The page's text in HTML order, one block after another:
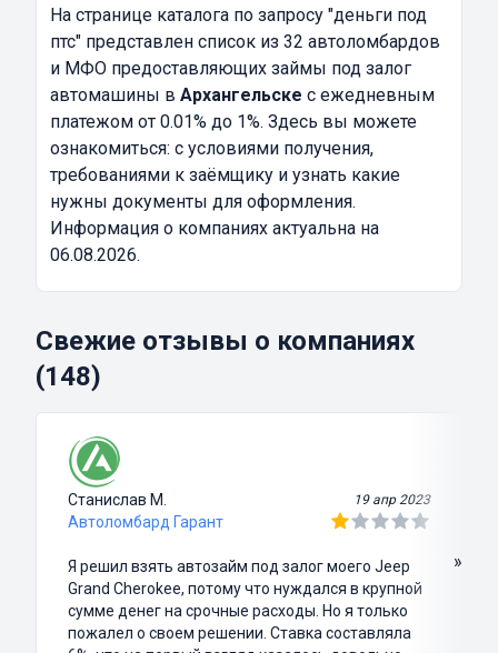
На странице каталога по запросу "деньги под
птс" представлен список из 32 автоломбардов
и МФО предоставляющих займы под залог
автомашины в Архангельске с ежедневным
платежом от 0.01% до 1%. Здесь вы можете
ознакомиться: с условиями получения,
требованиями к заёмщику и узнать какие
нужны документы для оформления.
Информация о компаниях актуальна на
06.08.2026.
Свежие отзывы о компаниях
(148)
Станислав М. 19 апр 2023
Автоломбард Гарант
Я решил взять автозайм под залог моего Jeep
Grand Cherokee, потому что нуждался в крупной
сумме денег на срочные расходы. Но я только
пожалел о своем решении. Ставка составляла
»